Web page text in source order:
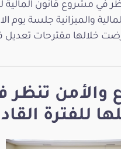
والأمن تنظر
للفترة
في مشروع قانون المالية